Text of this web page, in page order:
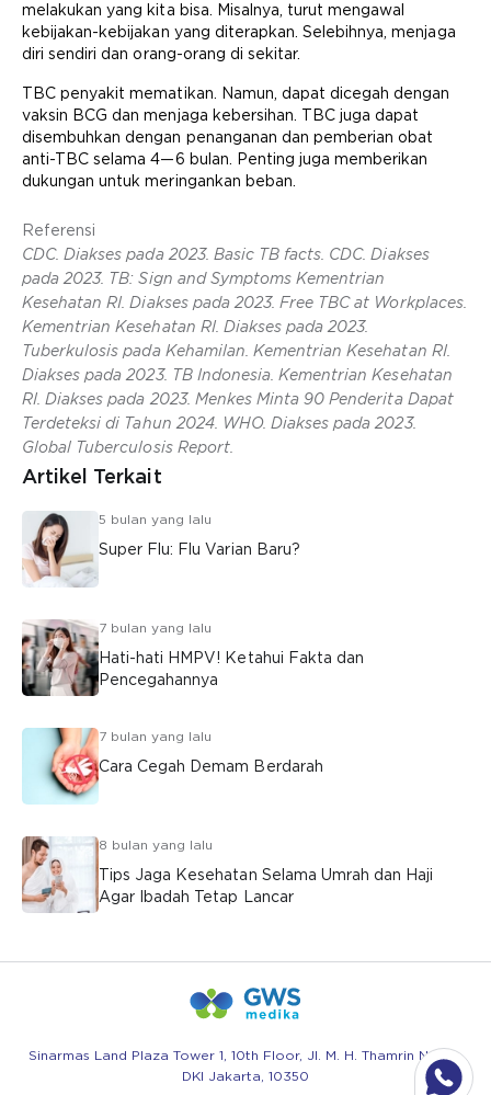
melakukan yang kita bisa. Misalnya, turut mengawal
kebijakan-kebijakan yang diterapkan. Selebihnya, menjaga
diri sendiri dan orang-orang di sekitar.
TBC penyakit mematikan. Namun, dapat dicegah dengan
vaksin BCG dan menjaga kebersihan. TBC juga dapat
disembuhkan dengan penanganan dan pemberian obat
anti-TBC selama 4—6 bulan. Penting juga memberikan
dukungan untuk meringankan beban.
Referensi
CDC. Diakses pada 2023. Basic TB facts. CDC. Diakses
pada 2023. TB: Sign and Symptoms Kementrian
Kesehatan RI. Diakses pada 2023. Free TBC at Workplaces.
Kementrian Kesehatan RI. Diakses pada 2023.
Tuberkulosis pada Kehamilan. Kementrian Kesehatan RI.
Diakses pada 2023. TB Indonesia. Kementrian Kesehatan
RI. Diakses pada 2023. Menkes Minta 90 Penderita Dapat
Terdeteksi di Tahun 2024. WHO. Diakses pada 2023.
Global Tuberculosis Report.
Artikel Terkait
5 bulan yang lalu
Super Flu: Flu Varian Baru?
7 bulan yang lalu
Hati-hati HMPV! Ketahui Fakta dan
Pencegahannya
7 bulan yang lalu
Cara Cegah Demam Berdarah
8 bulan yang lalu
Tips Jaga Kesehatan Selama Umrah dan Haji
Agar Ibadah Tetap Lancar
Sinarmas Land Plaza Tower 1, 10th Floor, Jl. M. H. Thamrin No.51 -
DKI Jakarta, 10350